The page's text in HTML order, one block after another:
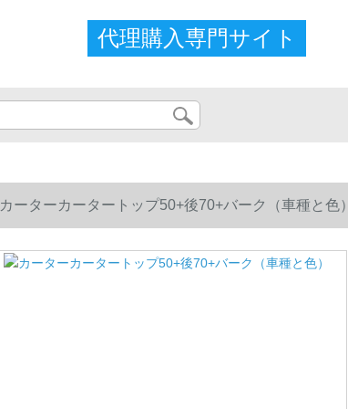
代理購入専門サイト
カーターカータートップ50+後70+バーク（車種と色）